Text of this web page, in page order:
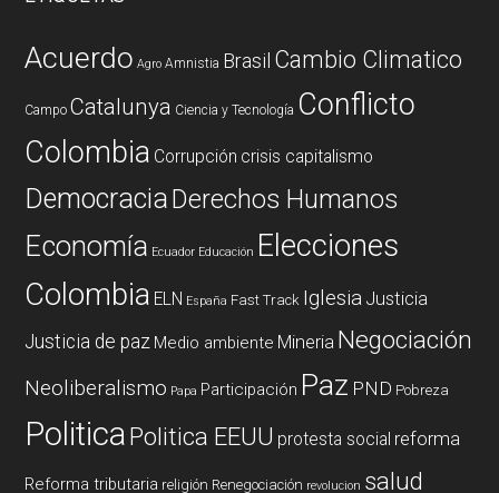
Acuerdo Agro Amnistia Brasil Cambio Climatico
Campo Catalunya Ciencia y Tecnología Conflicto
Colombia Corrupción crisis capitalismo
DemocraciaDerechos Humanos
Economía Ecuador Educación Elecciones
Colombia ELN España Fast Track Iglesia Justicia
Justicia de paz Medio ambiente Mineria Negociación
Neoliberalismo Papa Participación Paz PND Pobreza
PoliticaPolitica EEUU protesta social reforma
Reforma tributaria religión Renegociación revolucion salud